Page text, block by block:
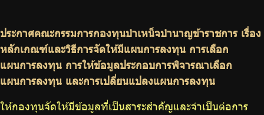
ประกาศคณะกรรมการกองทุนบำเหน็จบำนาญข้าราชการ เรื่อง
หลักเกณฑ์และวิธีการจัดให้มีแผนการลงทุน การเลือก
แผนการลงทุน การให้ข้อมูลประกอบการพิจารณาเลือก
แผนการลงทุน และการเปลี่ยนแปลงแผนการลงทุน
ให้กองทุนจัดให้มีข้อมูลที่เป็นสาระสำคัญและจำเป็นต่อการ